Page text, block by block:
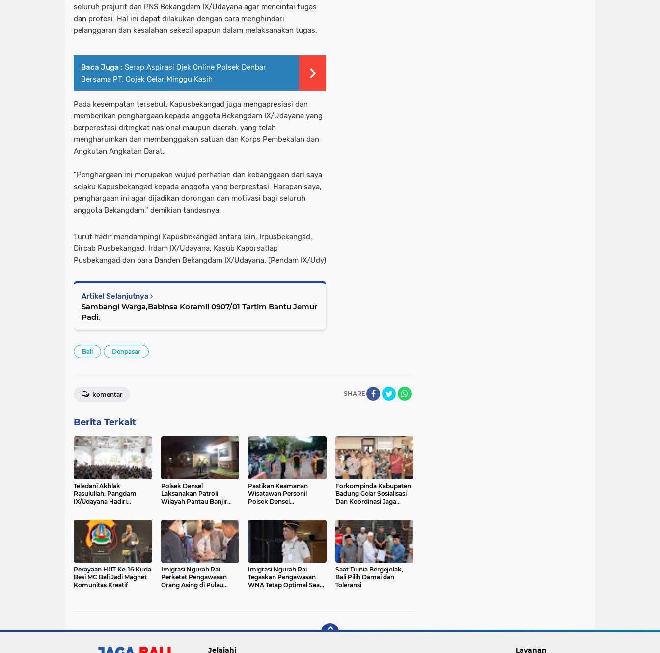
seluruh prajurit dan PNS Bekangdam IX/Udayana agar mencintai tugas
dan profesi. Hal ini dapat dilakukan dengan cara menghindari
pelanggaran dan kesalahan sekecil apapun dalam melaksanakan tugas.
Baca Juga : Serap Aspirasi Ojek Online Polsek Denbar
Bersama PT. Gojek Gelar Minggu Kasih
Pada kesempatan tersebut, Kapusbekangad juga mengapresiasi dan
memberikan penghargaan kepada anggota Bekangdam IX/Udayana yang
berperestasi ditingkat nasional maupun daerah, yang telah
mengharumkan dan membanggakan satuan dan Korps Pembekalan dan
Angkutan Angkatan Darat.
"Penghargaan ini merupakan wujud perhatian dan kebanggaan dari saya
selaku Kapusbekangad kepada anggota yang berprestasi. Harapan saya,
penghargaan ini agar dijadikan dorongan dan motivasi bagi seluruh
anggota Bekangdam," demikian tandasnya.
Turut hadir mendampingi Kapusbekangad antara lain, Irpusbekangad,
Dircab Pusbekangad, Irdam IX/Udayana, Kasub Kaporsatlap
Pusbekangad dan para Danden Bekangdam IX/Udayana. (Pendam IX/Udy)
Artikel Selanjutnya
Sambangi Warga,Babinsa Koramil 0907/01 Tartim Bantu Jemur
Padi.
Bali Denpasar
SHARE
komentar
Berita Terkait
Teladani Akhlak
Rasulullah, Pangdam
IX/Udayana Hadiri
Polsek Densel
Laksanakan Patroli
Wilayah Pantau Banjir
Pastikan Keamanan
Wisatawan Personil
Polsek Densel
Matahari Terbit
Forkompinda Kabupaten
Badung Gelar Sosialisasi
Dan Koordinasi Jaga
Perayaan HUT Ke-16 Kuda
Besi MC Bali Jadi Magnet
Komunitas Kreatif
Imigrasi Ngurah Rai
Perketat Pengawasan
Orang Asing di Pulau
Imigrasi Ngurah Rai
Tegaskan Pengawasan
WNA Tetap Optimal Saat
Saat Dunia Bergejolak,
Bali Pilih Damai dan
Toleransi
Jelajahi Layanan